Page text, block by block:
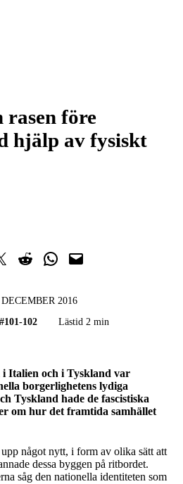
rasen före
hjälp av fysiskt
på Twitter
Dela på RedditDela i WhatsApp
Maila en länk
2016
#101-102 Lästid 2 min
i Italien och i Tyskland var
borgerlighetens lydiga
Tyskland hade de fascistiska
om hur det framtida samhället
upp något nytt, i form av olika sätt att
dessa byggen på ritbordet.
såg den nationella identiteten som